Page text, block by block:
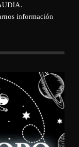
.
información